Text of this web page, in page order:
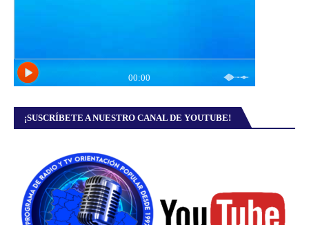
¡SUSCRÍBETE A NUESTRO CANAL DE YOUTUBE!